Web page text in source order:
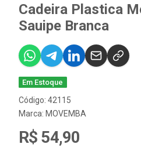
Cadeira Plastica
Sauipe Branca
Em Estoque
Código: 42115
Marca: MOVEMBA
R$ 54,90